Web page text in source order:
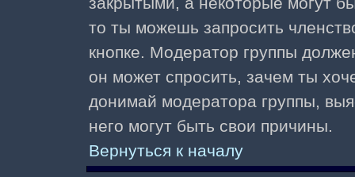
то ты можешь запросить
кнопке. Модератор группы
он может спросить, зачем ты
донимай модератора группы,
него могут быть свои причины.
Вернуться к началу